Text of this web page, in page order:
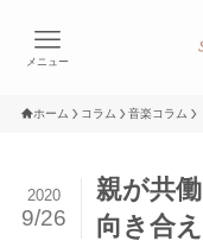
メニュー
ホーム コラム 音楽コラム
親が共
向き合
2020
9/26